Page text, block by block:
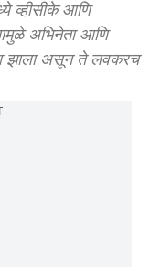
व्हीसीके आणि
अभिनेता आणि
झाला असून ते लवकरच